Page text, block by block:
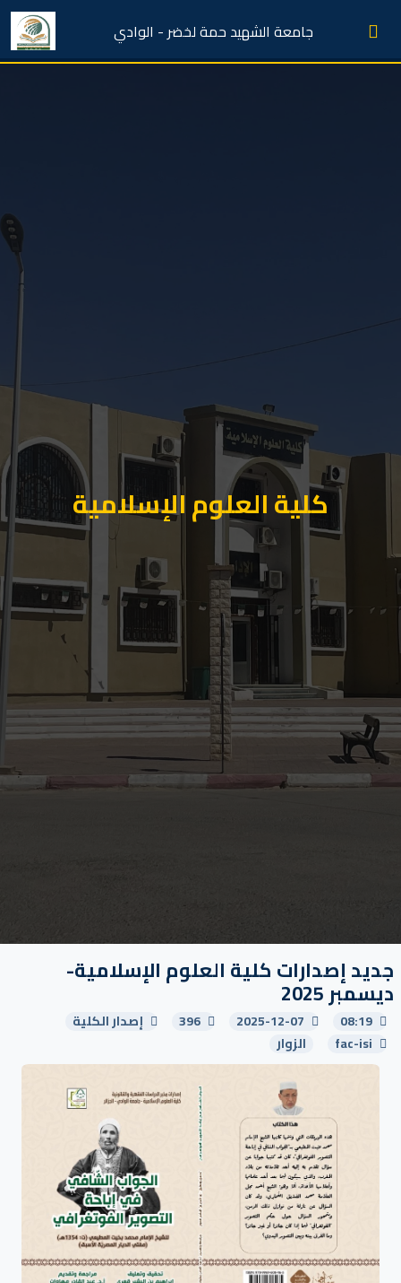
جامعة الشهيد حمة لخضر - الوادي
كلية العلوم الإسلامية
جديد إصدارات كلية العلوم الإسلامية-
ديسمبر 2025
08:19
2025-12-07
396
إصدار الكلية
fac-isi
الزوار